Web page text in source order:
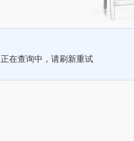
正在查询中，请刷新重试